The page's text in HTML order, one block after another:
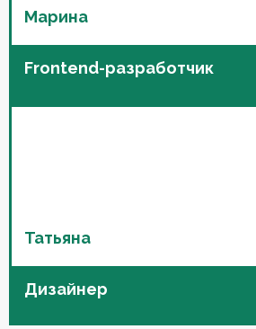
Марина
Frontend-разработчик
Татьяна
Дизайнер